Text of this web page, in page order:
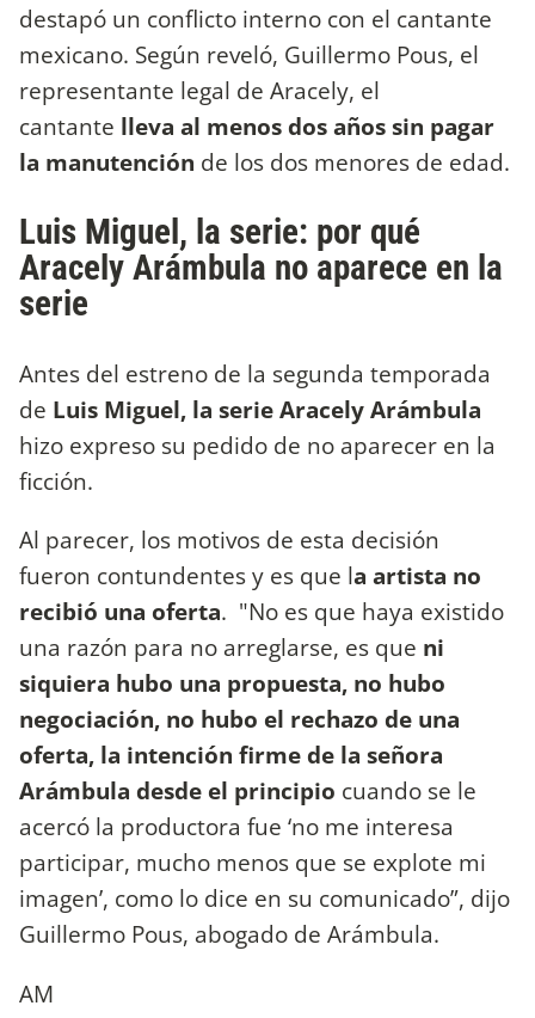
destapó un conflicto interno con el cantante
mexicano. Según reveló, Guillermo Pous, el
representante legal de Aracely, el
cantante lleva al menos dos años sin pagar
la manutención de los dos menores de edad.
Luis Miguel, la serie: por qué
Aracely Arámbula no aparece en la
serie
Antes del estreno de la segunda temporada
de Luis Miguel, la serieAracely Arámbula
hizo expreso su pedido de no aparecer en la
ficción.
Al parecer, los motivos de esta decisión
fueron contundentes y es que la artista no
recibió una oferta. "No es que haya existido
una razón para no arreglarse, es que ni
siquiera hubo una propuesta, no hubo
negociación, no hubo el rechazo de una
oferta, la intención firme de la señora
Arámbula desde el principio cuando se le
acercó la productora fue ‘no me interesa
participar, mucho menos que se explote mi
imagen’, como lo dice en su comunicado”, dijo
Guillermo Pous, abogado de Arámbula.
AM